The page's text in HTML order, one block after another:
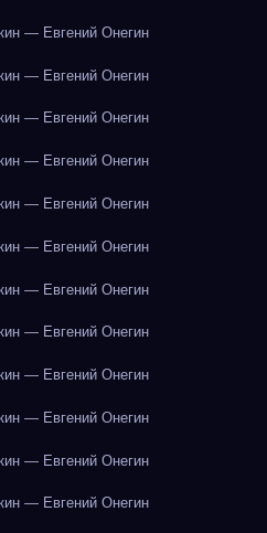
— Евгений Онегин
— Евгений Онегин
— Евгений Онегин
— Евгений Онегин
— Евгений Онегин
— Евгений Онегин
— Евгений Онегин
— Евгений Онегин
— Евгений Онегин
— Евгений Онегин
— Евгений Онегин
— Евгений Онегин